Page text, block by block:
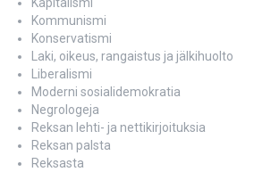
Kommunismi
Konservatismi
Laki, oikeus, rangaistus ja jälkihuolto
Liberalismi
Moderni sosialidemokratia
Negrologeja
Reksan lehti- ja nettikirjoituksia
Reksan palsta
Reksasta